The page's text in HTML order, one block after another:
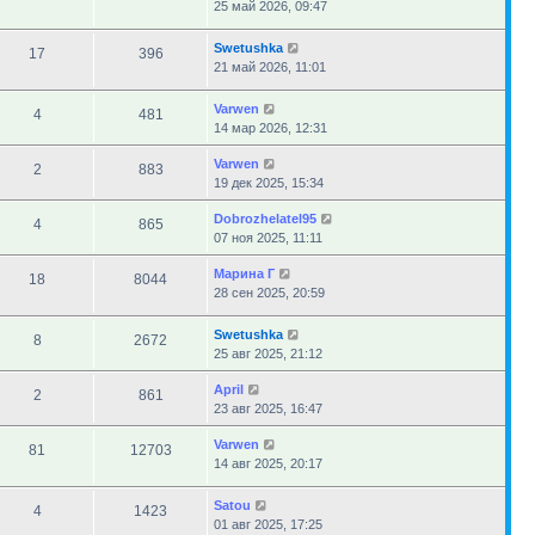
25 май 2026, 09:47
17 396
Swetushka
21 май 2026, 11:01
4 481
Varwen
14 мар 2026, 12:31
2 883
Varwen
19 дек 2025, 15:34
4 865
Dobrozhelatel95
07 ноя 2025, 11:11
18 8044
Марина Г
28 сен 2025, 20:59
8 2672
Swetushka
25 авг 2025, 21:12
2 861
April
23 авг 2025, 16:47
81 12703
Varwen
14 авг 2025, 20:17
4 1423
Satou
01 авг 2025, 17:25